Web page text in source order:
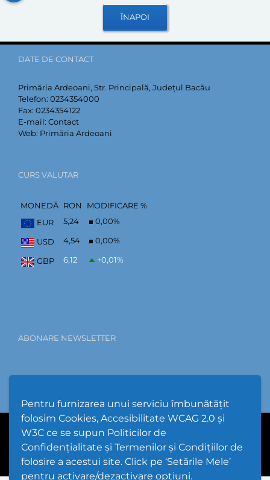
Pentru furnizarea unui serviciu îmbunătățit
folosim Cookies, Accesibilitate WCAG 2.0 și
W3C ce se supun Politicilor de
Confidențialitate și Termenilor și Condițiilor de
folosire a acestui site. Click pe ‘Setările Mele’
pentru activare/dezactivare opțiuni.
DATE DE CONTACT
Primăria Ardeoani, Str. Principală, Județul Bacău
Telefon: 0234354000
Fax: 0234354122
E-mail: Contact
Web: Primăria Ardeoani
CURS VALUTAR
MONEDĂ RON
MODIFICARE %
EUR
5,24 0,00%
USD 4,54 0,00%
GBP 6,12 +0,01%
ABONARE NEWSLETTER
Hartă Website